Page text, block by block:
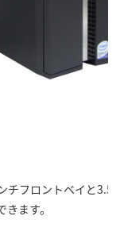
チフロントベイと3.5
ます。